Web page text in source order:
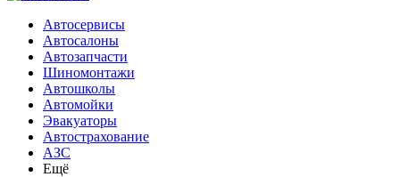
Автосервисы
Автосалоны
Автозапчасти
Шиномонтажи
Автошколы
Автомойки
Эвакуаторы
Автострахование
АЗС
Ещё